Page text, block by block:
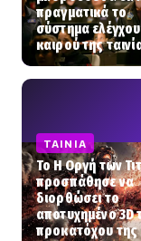
πραγματικά το
σύστημα ελέγχου
καιρού της
ΤΑΙΝΊΑ
To Η Οργή των
προσπάθησε να
διορθώσει το
αποτυχημένο 3D
προκατόχου της